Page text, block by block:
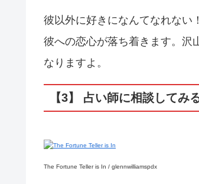
彼以外に好きになんてなれない
彼への恋心が落ち着きます。沢
なりますよ。
【3】 占い師に相談してみ
The Fortune Teller is In / glennwilliamspdx